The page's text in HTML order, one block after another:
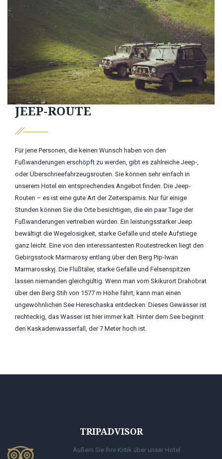
JEEP-ROUTE
Für jene Personen, die keinen Wunsch haben von den
Fußwanderungen erschöpft zu werden, gibt es zahlreiche Jeep-,
oder Überschneefahrzeugsrouten. Sie können sehr einfach in
unserem Hotel ein entsprechendes Angebot finden. Die Jeep-
Routen – es ist eine gute Art der Zeitersparnis. Nur für einige
Stunden können Sie die Orte besichtigen, die ein paar Tage der
Fußwanderungen vertreiben würden. Ein leistungsstarker Jeep
bewältigt die Wegelosigkeit, starke Gefälle und steile Aufstiege
ganz leicht. Eine von den interessantesten Routestrecken liegt den
Gebirgsstock Marmarosy entlang über den Berg Pip-Iwan
Marmarosskyj. Die Flüßtäler, starke Gefälle und Felsenspitzen
lassen niemanden gleichgültig. Wenn man vom Skikurort Drahobrat
über den Berg Stih von 1577 m Höhe fährt, kann man einen
ungewöhnlichen See Hereschaska entdecken. Dieses Gewässer ist
rechteckig, das Wasser ist hier immer kalt. Hinter dem See beginnt
den Kaskadenwasserfall, der 7 Meter hoch ist.
TRIPADVISOR
Äußern Sie Ihre Kritik über unser Hotel